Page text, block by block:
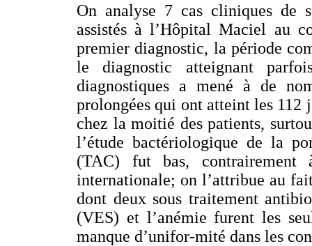
On analyse 7 cas cliniques de
assistés à l’Hôpital Maciel au
premier diagnostic, la période
le diagnostic atteignant
diagnostiques a mené à de
prolongées qui ont atteint les 112
chez la moitié des patients,
l’étude bactériologique de la
(TAC) fut bas, contrairement
internationale; on l’attribue au
dont deux sous traitement
(VES) et l’anémie furent les
manque d’unifor-mité dans les